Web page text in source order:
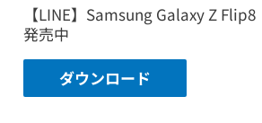
【LINE】Samsung Galaxy Z Flip8
発売中
ダウンロード